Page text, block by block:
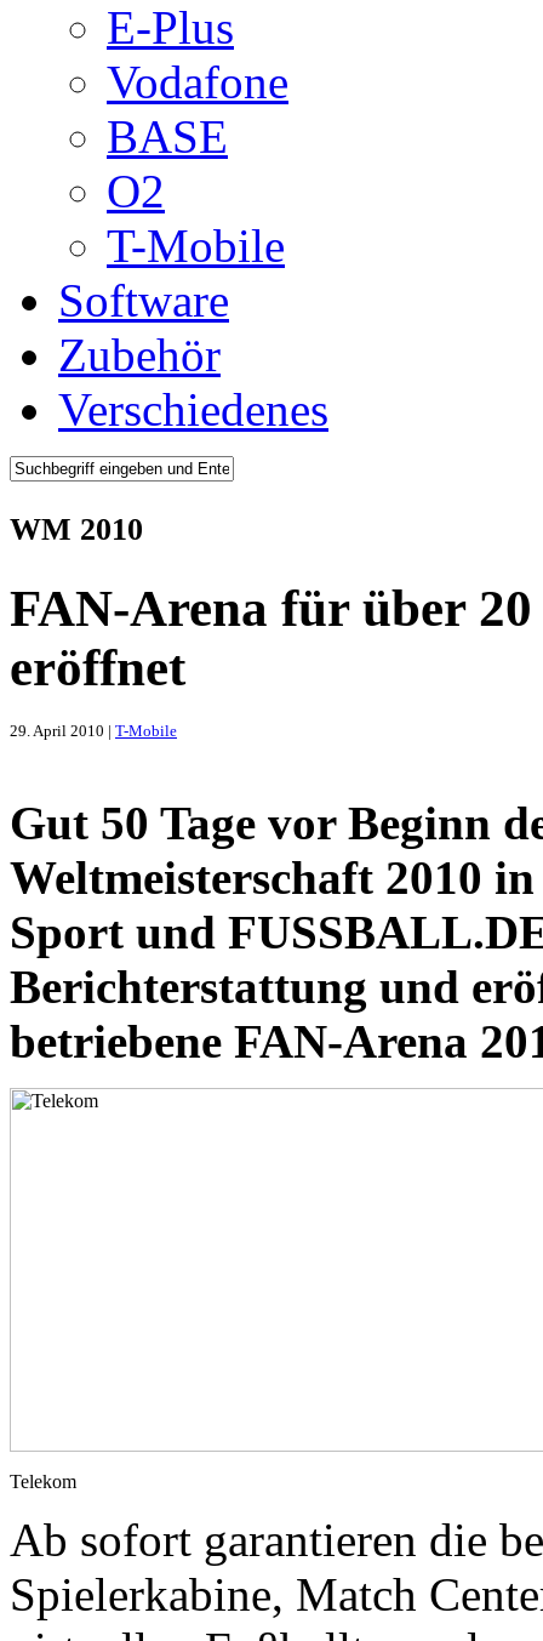
E-Plus
Vodafone
BASE
O2
T-Mobile
Software
Zubehör
Verschiedenes
WM 2010
FAN-Arena für über
eröffnet
29. April 2010 | T-Mobile
Gut 50 Tage vor Beginn
Weltmeisterschaft 2010
Sport und
Berichterstattung und
betriebene FAN-Arena
Telekom
Ab sofort garantieren die
Spielerkabine, Match